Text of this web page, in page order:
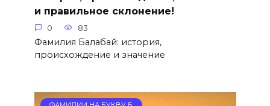
и правильное склонение!
0 83
Фамилия Балабай: история,
происхождение и значение